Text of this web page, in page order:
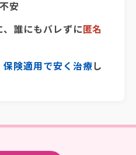
安
誰にもバレずに匿名
保険適用で安く治療し